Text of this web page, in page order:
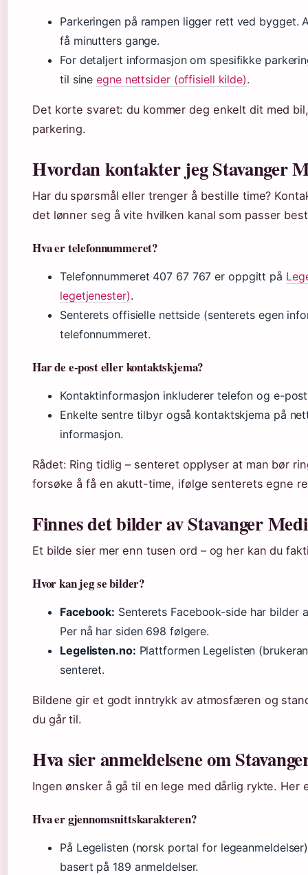
Parkeringen på rampen ligger rett ved bygget.
få minutters gange.
For detaljert informasjon om spesifikke
til sineegne nettsider (offisiell kilde).
Det korte svaret: du kommer deg enkelt dit med
parkering.
Hvordan kontakter jeg Stavanger
Har du spørsmål eller trenger å bestille time?
det lønner seg å vite hvilken kanal som passer
Hva er telefonnummeret?
Telefonnummeret 407 67 767 er oppgitt på
legetjenester).
Senterets offisielle nettside (senterets egen
telefonnummeret.
Har de e-post eller kontaktskjema?
Kontaktinformasjon inkluderer telefon og e-
Enkelte sentre tilbyr også kontaktskjema på
informasjon.
Rådet: Ring tidlig – senteret opplyser at man bør
forsøke å få en akutt-time, ifølge senterets egne
Finnes det bilder av Stavanger
Et bilde sier mer enn tusen ord – og her kan du
Hvor kan jeg se bilder?
Facebook: Senterets Facebook-side har bilder
Per nå har siden 698 følgere.
Legelisten.no: Plattformen Legelisten
senteret.
Bildene gir et godt inntrykk av atmosfæren og
du går til.
Hva sier anmeldelsene om
Ingen ønsker å gå til en lege med dårlig rykte. Her
Hva er gjennomsnittskarakteren?
På Legelisten (norsk portal for
basert på 189 anmeldelser.